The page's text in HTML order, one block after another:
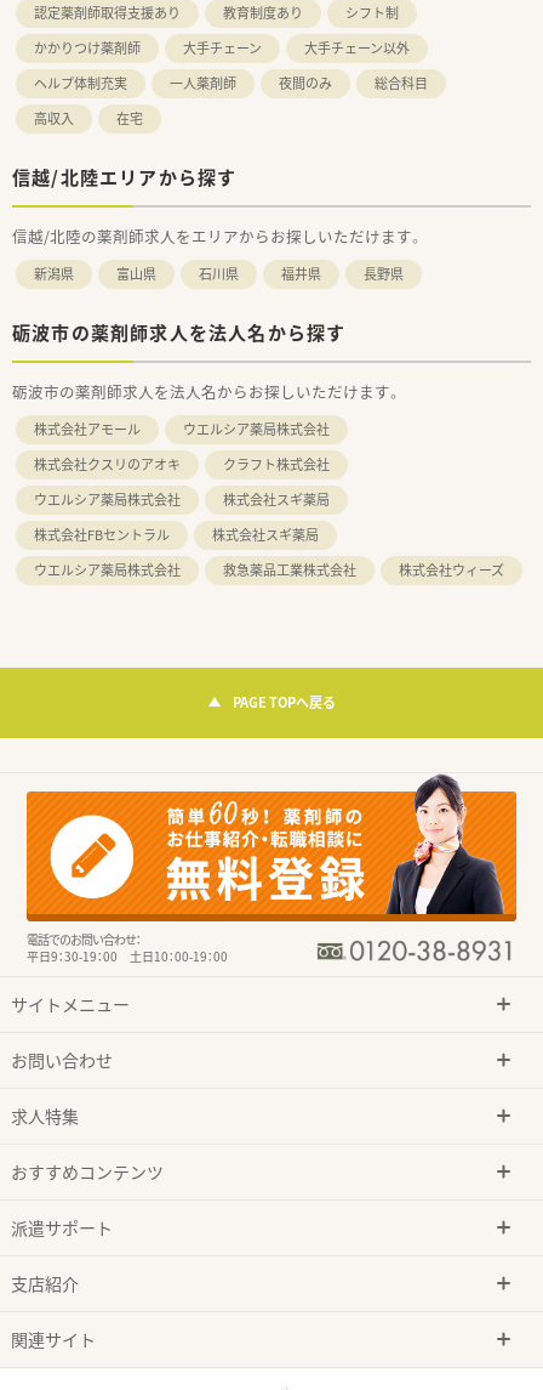
認定薬剤師取得支援あり
教育制度あり
シフト制
かかりつけ薬剤師
大手チェーン
大手チェーン以外
ヘルプ体制充実
一人薬剤師 夜間のみ
総合科目
高収入
在宅
信越/北陸エリアから探す
信越/北陸の薬剤師求人をエリアからお探しいただけます。
新潟県 富山県 石川県 福井県 長野県
砺波市の薬剤師求人を法人名から探す
砺波市の薬剤師求人を法人名からお探しいただけます。
株式会社アモール
ウエルシア薬局株式会社
株式会社クスリのアオキ
クラフト株式会社
ウエルシア薬局株式会社
株式会社スギ薬局
株式会社FBセントラル
株式会社スギ薬局
ウエルシア薬局株式会社
救急薬品工業株式会社 株式会社ウィーズ
PAGE TOPへ戻る
電話でのお問い合わせ：
平日9：30-19：00 土日10：00-19：00
サイトメニュー
お問い合わせ
求人特集
おすすめコンテンツ
派遣サポート
支店紹介
関連サイト